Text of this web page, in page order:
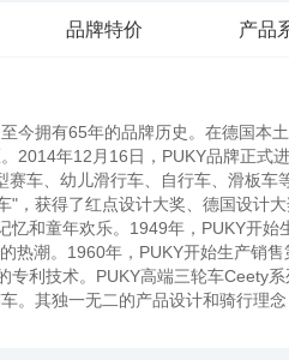
品牌特价 产品
今拥有65年的品牌历史。在德国本
2014年12月16日，PUKY品牌正式
车、幼儿滑行车、自行车、滑板车
，获得了红点设计大奖、德国设计
和童年欢乐。1949年，PUKY开始
热潮。1960年，PUKY开始生产销
利技术。PUKY高端三轮车Ceety
其独一无二的产品设计和骑行理